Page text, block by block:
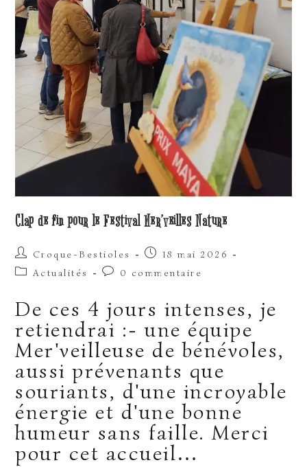
Clap de fin pour le Festival Mer’veilles Nature
Auteur/autrice
de
Croque-Bestioles
Publication
publiée :
18 mai 2026
PostActualités
Commentaires
la
publication :
0 commentaire
De ces 4 jours intenses, je
retiendrai :- une équipe
Mer'veilleuse de bénévoles,
aussi prévenants que
souriants, d'une incroyable
énergie et d'une bonne
humeur sans faille. Merci
pour cet accueil…